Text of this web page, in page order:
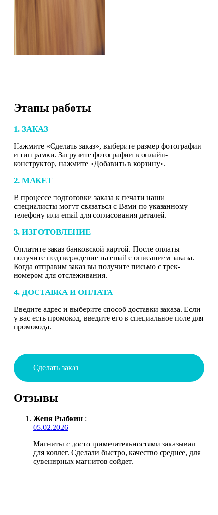
Этапы работы
1. ЗАКАЗ
Нажмите «Сделать заказ», выберите размер фотографии
и тип рамки. Загрузите фотографии в онлайн-
конструктор, нажмите «Добавить в корзину».
2. МАКЕТ
В процессе подготовки заказа к печати наши
специалисты могут связаться с Вами по указанному
телефону или email для согласования деталей.
3. ИЗГОТОВЛЕНИЕ
Оплатите заказ банковской картой. После оплаты
получите подтверждение на email с описанием заказа.
Когда отправим заказ вы получите письмо с трек-
номером для отслеживания.
4. ДОСТАВКА И ОПЛАТА
Введите адрес и выберите способ доставки заказа. Если
у вас есть промокод, введите его в специальное поле для
промокода.
Сделать заказ
Отзывы
Женя Рыбкин :
05.02.2026
Магниты с достопримечательностями заказывал
для коллег. Сделали быстро, качество среднее, для
сувенирных магнитов сойдет.